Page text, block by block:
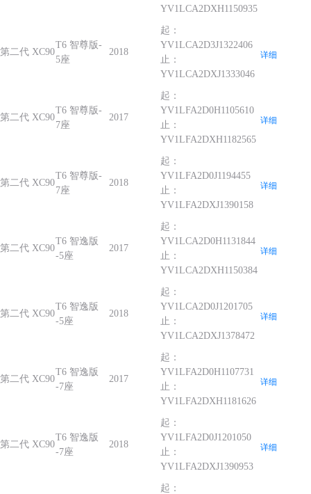
YV1LCA2DXH1150935
第二代 XC90
T6 智尊版-
5座
2018
起：
YV1LCA2D3J1322406
止：
YV1LCA2DXJ1333046
详细
第二代 XC90
T6 智尊版-
7座
2017
起：
YV1LFA2D0H1105610
止：
YV1LFA2DXH1182565
详细
第二代 XC90
T6 智尊版-
7座
2018
起：
YV1LFA2D0J1194455
止：
YV1LFA2DXJ1390158
详细
第二代 XC90
T6 智逸版
-5座
2017
起：
YV1LCA2D0H1131844
止：
YV1LCA2DXH1150384
详细
第二代 XC90
T6 智逸版
-5座
2018
起：
YV1LCA2D0J1201705
止：
YV1LCA2DXJ1378472
详细
第二代 XC90
T6 智逸版
-7座
2017
起：
YV1LFA2D0H1107731
止：
YV1LFA2DXH1181626
详细
第二代 XC90
T6 智逸版
-7座
2018
起：
YV1LFA2D0J1201050
止：
YV1LFA2DXJ1390953
详细
起：